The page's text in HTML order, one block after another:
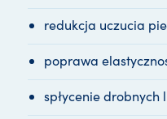
redukcja uczucia
poprawa
spłycenie drobnych